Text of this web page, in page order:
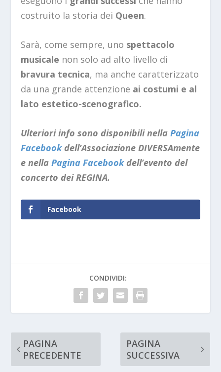
costruito la storia dei Queen.
Sarà, come sempre, uno spettacolo
musicale non solo ad alto livello di
bravura tecnica, ma anche caratterizzato
da una grande attenzione ai costumi e al
lato estetico-scenografico.
Ulteriori info sono disponibili nellaPagina
Facebookdell’Associazione DIVERSAmente
e nellaPagina Facebookdell’evento del
concerto dei REGINA.
Facebook
CONDIVIDI:
PAGINA
PRECEDENTE
PAGINA
SUCCESSIVA